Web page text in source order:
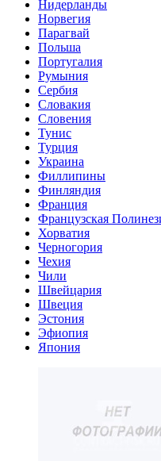
Нидерланды
Норвегия
Парагвай
Польша
Португалия
Румыния
Сербия
Словакия
Словения
Тунис
Турция
Украина
Филлипины
Финляндия
Франция
Французская
Хорватия
Черногория
Чехия
Чили
Швейцария
Швеция
Эстония
Эфиопия
Япония